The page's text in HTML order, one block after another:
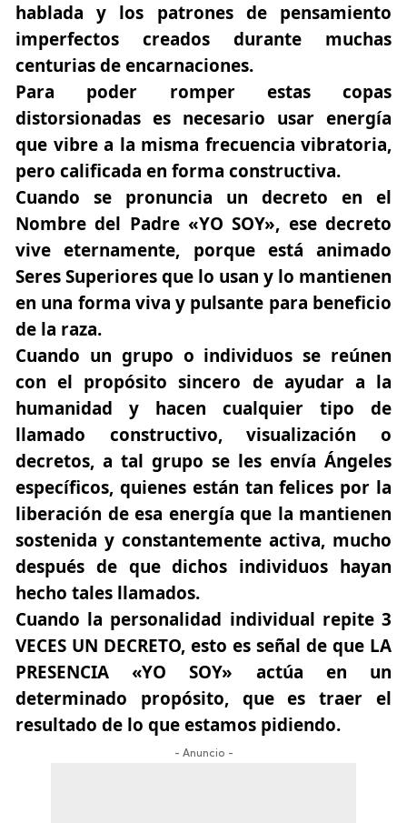
hablada y los patrones de pensamiento
imperfectos creados durante muchas
centurias de encarnaciones.
Para poder romper estas copas
distorsionadas es necesario usar energía
que vibre a la misma frecuencia vibratoria,
pero calificada en forma constructiva.
Cuando se pronuncia un decreto en el
Nombre del Padre «YO SOY», ese decreto
vive eternamente, porque está animado
Seres Superiores que lo usan y lo mantienen
en una forma viva y pulsante para beneficio
de la raza.
Cuando un grupo o individuos se reúnen
con el propósito sincero de ayudar a la
humanidad y hacen cualquier tipo de
llamado constructivo, visualización o
decretos, a tal grupo se les envía Ángeles
específicos, quienes están tan felices por la
liberación de esa energía que la mantienen
sostenida y constantemente activa, mucho
después de que dichos individuos hayan
hecho tales llamados.
Cuando la personalidad individual repite 3
VECES UN DECRETO, esto es señal de que LA
PRESENCIA «YO SOY» actúa en un
determinado propósito, que es traer el
resultado de lo que estamos pidiendo.
- Anuncio -